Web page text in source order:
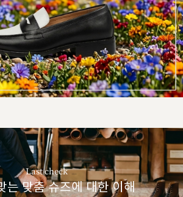
Last check
는 맞춤 슈즈에 대한 이해